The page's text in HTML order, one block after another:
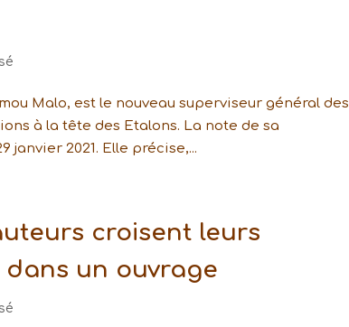
Malo, est le nouveau superviseur général des
à la tête des Etalons. La note de sa
2021. Elle précise,...
croisent leurs
un ouvrage